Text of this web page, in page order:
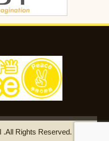
Rights Reserved.